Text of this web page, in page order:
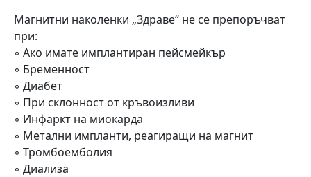
Магнитни наколенки „Здраве“ не се препоръчват
при:
◦ Ако имате имплантиран пейсмейкър
◦ Бременност
◦ Диабет
◦ При склонност от кръвоизливи
◦ Инфаркт на миокарда
◦ Метални импланти, реагиращи на магнит
◦ Тромбоемболия
◦ Диализа